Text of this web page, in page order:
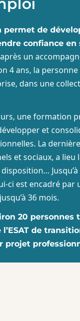
permet de
confiance en
un
4 ans, la
dans une
une formation
et
La
et sociaux, a lieu
ci est encadré par
36 mois.
20
de
projet